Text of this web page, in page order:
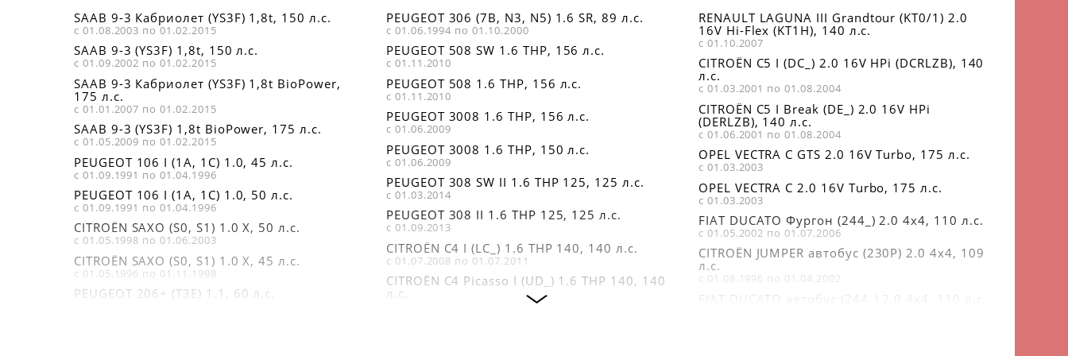
PEUGEOT
258986506
SAAB 9-3 Кабриолет (YS3F) 1,8t, 150 л.с.
с 01.08.2003 по 01.02.2015
SAAB 9-3 (YS3F) 1,8t, 150 л.с.
с 01.09.2002 по 01.02.2015
SAAB 9-3 Кабриолет (YS3F) 1,8t BioPower,
175 л.с.
с 01.01.2007 по 01.02.2015
SAAB 9-3 (YS3F) 1,8t BioPower, 175 л.с.
с 01.05.2009 по 01.02.2015
PEUGEOT 106 I (1A, 1C) 1.0, 45 л.с.
с 01.09.1991 по 01.04.1996
PEUGEOT 106 I (1A, 1C) 1.0, 50 л.с.
с 01.09.1991 по 01.04.1996
CITROËN SAXO (S0, S1) 1.0 X, 50 л.с.
с 01.05.1998 по 01.06.2003
CITROËN SAXO (S0, S1) 1.0 X, 45 л.с.
с 01.05.1996 по 01.11.1998
PEUGEOT 206+ (T3E) 1.1, 60 л.с.
PEUGEOT 306 (7B, N3, N5) 1.6 SR, 89 л.с.
с 01.06.1994 по 01.10.2000
PEUGEOT 508 SW 1.6 THP, 156 л.с.
с 01.11.2010
PEUGEOT 508 1.6 THP, 156 л.с.
с 01.11.2010
PEUGEOT 3008 1.6 THP, 156 л.с.
с 01.06.2009
PEUGEOT 3008 1.6 THP, 150 л.с.
с 01.06.2009
PEUGEOT 308 SW II 1.6 THP 125, 125 л.с.
с 01.03.2014
PEUGEOT 308 II 1.6 THP 125, 125 л.с.
с 01.09.2013
CITROËN C4 I (LC_) 1.6 THP 140, 140 л.с.
с 01.07.2008 по 01.07.2011
CITROËN C4 Picasso I (UD_) 1.6 THP 140, 140
л.с.
RENAULT LAGUNA III Grandtour (KT0/1) 2.0
16V Hi-Flex (KT1H), 140 л.с.
с 01.10.2007
CITROËN C5 I (DC_) 2.0 16V HPi (DCRLZB), 140
л.с.
с 01.03.2001 по 01.08.2004
CITROËN C5 I Break (DE_) 2.0 16V HPi
(DERLZB), 140 л.с.
с 01.06.2001 по 01.08.2004
OPEL VECTRA C GTS 2.0 16V Turbo, 175 л.с.
с 01.03.2003
OPEL VECTRA C 2.0 16V Turbo, 175 л.с.
с 01.03.2003
FIAT DUCATO Фургон (244_) 2.0 4x4, 110 л.с.
с 01.05.2002 по 01.07.2006
CITROËN JUMPER автобус (230P) 2.0 4x4, 109
л.с.
с 01.08.1996 по 01.04.2002
FIAT DUCATO автобус (244_) 2.0 4x4, 110 л.с.